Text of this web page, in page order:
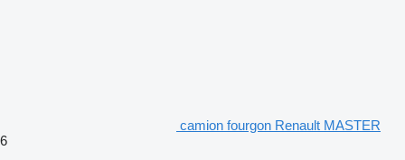
camion fourgon Renault MASTER
6